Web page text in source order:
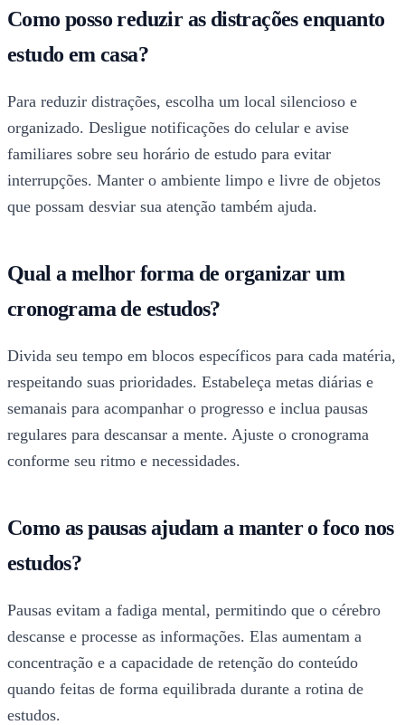
Como posso reduzir as distrações enquanto
estudo em casa?
Para reduzir distrações, escolha um local silencioso e
organizado. Desligue notificações do celular e avise
familiares sobre seu horário de estudo para evitar
interrupções. Manter o ambiente limpo e livre de objetos
que possam desviar sua atenção também ajuda.
Qual a melhor forma de organizar um
cronograma de estudos?
Divida seu tempo em blocos específicos para cada matéria,
respeitando suas prioridades. Estabeleça metas diárias e
semanais para acompanhar o progresso e inclua pausas
regulares para descansar a mente. Ajuste o cronograma
conforme seu ritmo e necessidades.
Como as pausas ajudam a manter o foco nos
estudos?
Pausas evitam a fadiga mental, permitindo que o cérebro
descanse e processe as informações. Elas aumentam a
concentração e a capacidade de retenção do conteúdo
quando feitas de forma equilibrada durante a rotina de
estudos.